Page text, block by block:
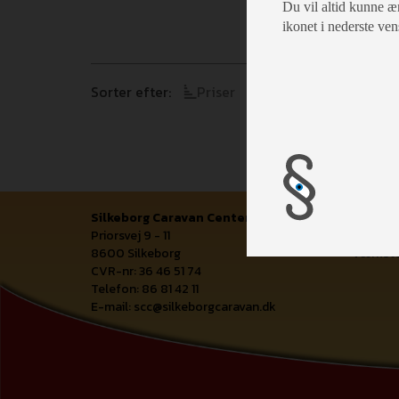
Sorter efter:
Silkeborg Caravan Center
Priorsvej 9 - 11
8600 Silkeborg
CVR-nr: 36 46 51 74
Telefon: 86 81 42 11
E-mail: scc@silkeborgcaravan.dk
Du vil altid kunne
ikonet i nederste